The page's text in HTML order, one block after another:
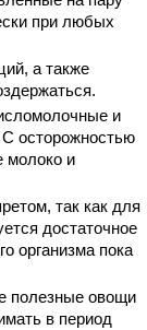
при любых
а также
и
осторожностью
молоко и
так как для
достаточное
организма пока
полезные овощи
в период